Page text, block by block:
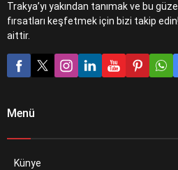
Trakya’yı yakından tanımak ve bu
fırsatları keşfetmek için bizi takip
aittir.
Menü
Künye